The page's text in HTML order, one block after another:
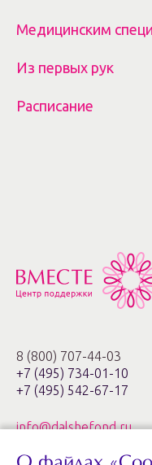
8 (800) 707-44-03
+7 (495) 734-01-10
+7 (495) 542-67-17
info@dalshefond.ru
Медицинским
Из первых рук
Расписание